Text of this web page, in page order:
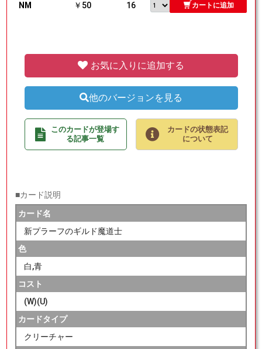
NM ￥50 16 カートに追加
お気に入りに追加する
他のバージョンを見る
このカードが登場す
る記事一覧
カードの状態表記
について
■カード説明
カード名
新プラーフのギルド魔道士
色
白,青
コスト
(W)(U)
カードタイプ
クリーチャー